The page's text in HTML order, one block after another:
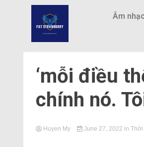
Âm
‘mỗi điều
chính nó.
Huyen My June 27, 2022 in Thời